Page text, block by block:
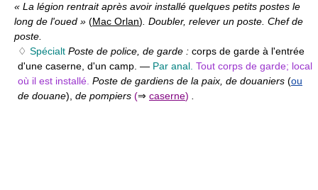
« La légion rentrait après avoir installé quelques petits postes le
long de l'oued » (Mac Orlan). Doubler, relever un poste. Chef de
poste.
♢ Spécialt Poste de police, de garde : corps de garde à l'entrée
d'une caserne, d'un camp. — Par anal. Tout corps de garde; local
où il est installé. Poste de gardiens de la paix, de douaniers (ou
de douane), de pompiers (⇒ caserne) .